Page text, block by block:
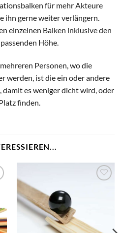
für mehr Akteure
ihn gerne weiter verlängern.
einzelnen Balken inklusive den
Höhe.
Personen, wo die
werden, ist die ein oder andere
es weniger dicht wird, oder
finden.